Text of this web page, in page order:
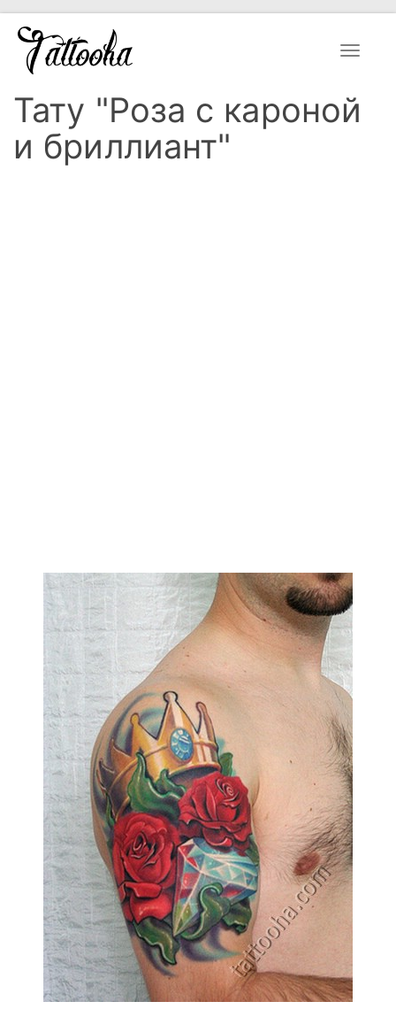
Toggle
Тату "Роза с кароной
и бриллиант"